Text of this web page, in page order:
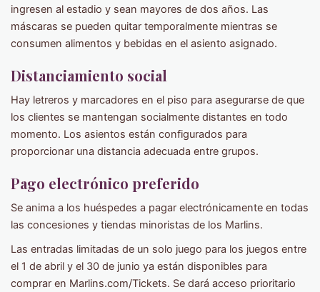
ingresen al estadio y sean mayores de dos años. Las
máscaras se pueden quitar temporalmente mientras se
consumen alimentos y bebidas en el asiento asignado.
Distanciamiento social
Hay letreros y marcadores en el piso para asegurarse de que
los clientes se mantengan socialmente distantes en todo
momento. Los asientos están configurados para
proporcionar una distancia adecuada entre grupos.
Pago electrónico preferido
Se anima a los huéspedes a pagar electrónicamente en todas
las concesiones y tiendas minoristas de los Marlins.
Las entradas limitadas de un solo juego para los juegos entre
el 1 de abril y el 30 de junio ya están disponibles para
comprar en Marlins.com/Tickets. Se dará acceso prioritario